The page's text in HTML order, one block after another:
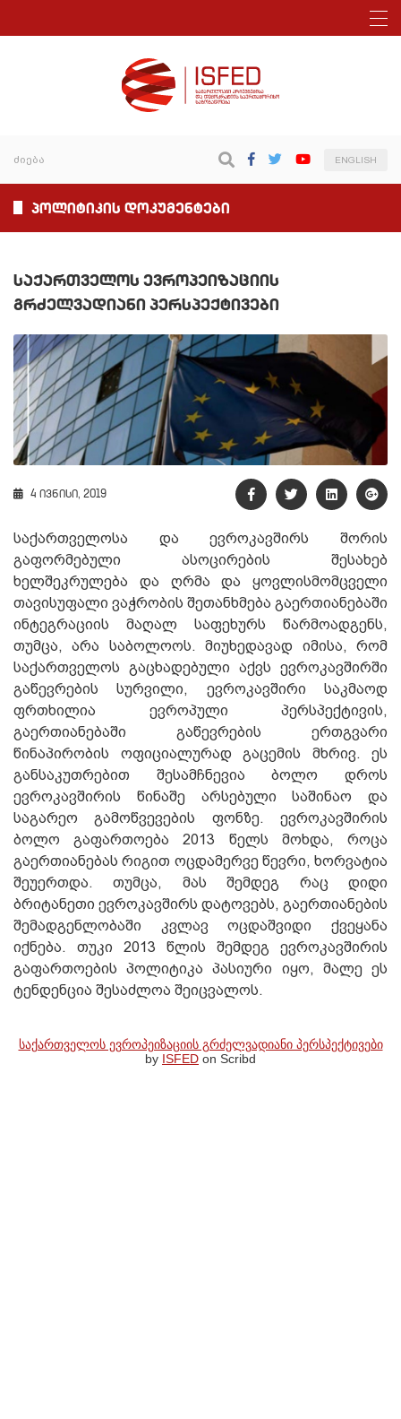
ENGLISH
პოლიტიკის დოკუმენტები
საქართველოს ევროპეიზაციის
გრძელვადიანი პერსპექტივები
4 ივნისი, 2019
საქართველოსა და ევროკავშირს შორის
გაფორმებული ასოცირების შესახებ
ხელშეკრულება და ღრმა და ყოვლისმომცველი
თავისუფალი ვაჭრობის შეთანხმება გაერთიანებაში
ინტეგრაციის მაღალ საფეხურს წარმოადგენს,
თუმცა, არა საბოლოოს. მიუხედავად იმისა, რომ
საქართველოს გაცხადებული აქვს ევროკავშირში
გაწევრების სურვილი, ევროკავშირი საკმაოდ
ფრთხილია ევროპული პერსპექტივის,
გაერთიანებაში გაწევრების ერთგვარი
წინაპირობის ოფიციალურად გაცემის მხრივ. ეს
განსაკუთრებით შესამჩნევია ბოლო დროს
ევროკავშირის წინაშე არსებული საშინაო და
საგარეო გამოწვევების ფონზე. ევროკავშირის
ბოლო გაფართოება 2013 წელს მოხდა, როცა
გაერთიანებას რიგით ოცდამერვე წევრი, ხორვატია
შეუერთდა. თუმცა, მას შემდეგ რაც დიდი
ბრიტანეთი ევროკავშირს დატოვებს, გაერთიანების
შემადგენლობაში კვლავ ოცდაშვიდი ქვეყანა
იქნება. თუკი 2013 წლის შემდეგ ევროკავშირის
გაფართოების პოლიტიკა პასიური იყო, მალე ეს
ტენდენცია შესაძლოა შეიცვალოს.
საქართველოს ევროპეიზაციის გრძელვადიანი პერსპექტივები
by ISFED on Scribd